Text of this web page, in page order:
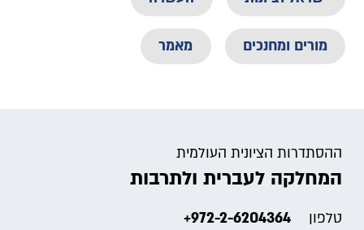
מורים ומחנכים מאמר
ההסתדרות הציונית העולמית
המחלקה לעברית ולתרבות
טלפון +972-2-6204364